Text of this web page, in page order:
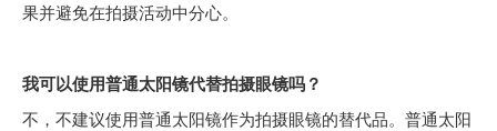
果并避免在拍摄活动中分心。
我可以使用普通太阳镜代替拍摄眼镜吗？
不，不建议使用普通太阳镜作为拍摄眼镜的替代品。普通太阳